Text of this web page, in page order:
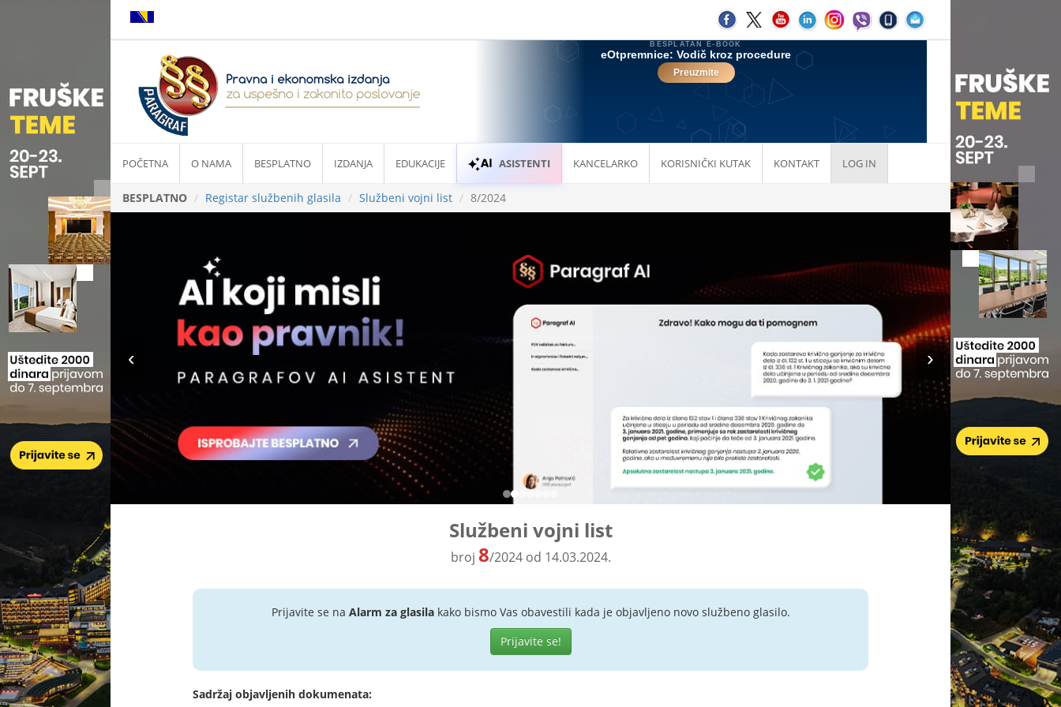
POČETNA O NAMA BESPLATNO IZDANJA EDUKACIJE ASISTENTI KANCELARKO KORISNIČKI KUTAK KONTAKT LOG IN
BESPLATNO Registar službenih glasila Službeni vojni list 8/2024
Službeni vojni list
broj 8/2024 od 14.03.2024.
Prijavite se na Alarm za glasilakako bismo Vas obavestili kada je objavljeno novo službeno glasilo.
Prijavite se!
Sadržaj objavljenih dokumenata: